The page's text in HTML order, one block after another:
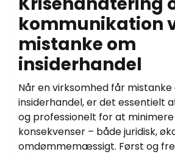
kommunikation
mistanke om
insiderhandel
Når en virksomhed får mistanke
insiderhandel, er det essentielt
og professionelt for at
konsekvenser – både juridisk,
omdømmemæssigt. Først og